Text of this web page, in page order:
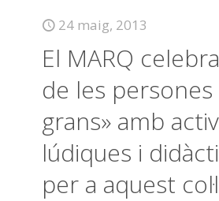
24 maig, 2013
El MARQ
de les
grans» amb
lúdiques i
per a aquest